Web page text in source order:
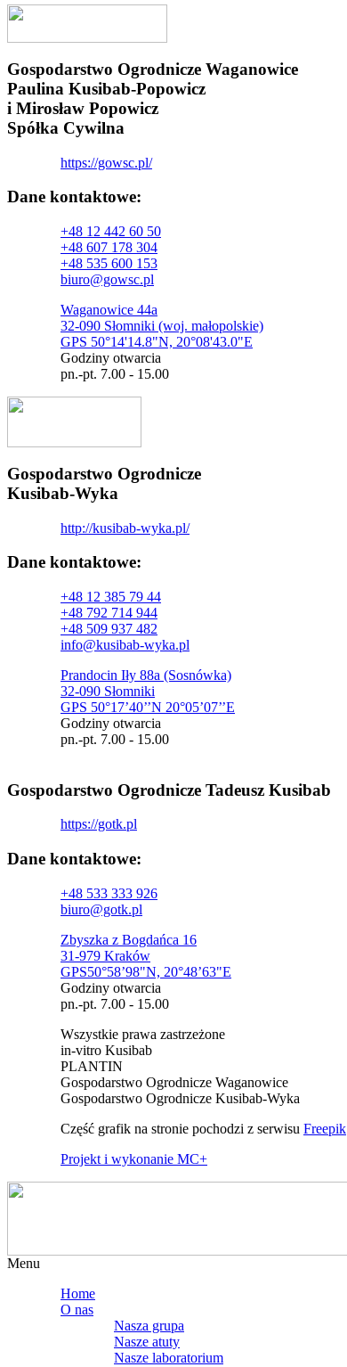
Gospodarstwo Ogrodnicze Waganowice
Paulina Kusibab-Popowicz
i Mirosław Popowicz
Spółka Cywilna
https://gowsc.pl/
Dane kontaktowe:
+48 12 442 60 50
+48 607 178 304
+48 535 600 153
biuro@gowsc.pl
Waganowice 44a
32-090 Słomniki (woj. małopolskie)
GPS 50°14'14.8"N, 20°08'43.0"E
Godziny otwarcia
pn.-pt. 7.00 - 15.00
Gospodarstwo Ogrodnicze
Kusibab-Wyka
http://kusibab-wyka.pl/
Dane kontaktowe:
+48 12 385 79 44
+48 792 714 944
+48 509 937 482
info@kusibab-wyka.pl
Prandocin Iły 88a (Sosnówka)
32-090 Słomniki
GPS 50°17’40’’N 20°05’07’’E
Godziny otwarcia
pn.-pt. 7.00 - 15.00
Gospodarstwo Ogrodnicze Tadeusz Kusibab
https://gotk.pl
Dane kontaktowe:
+48 533 333 926
biuro@gotk.pl
Zbyszka z Bogdańca 16
31-979 Kraków
GPS50°58’98"N, 20°48’63"E
Godziny otwarcia
pn.-pt. 7.00 - 15.00
Wszystkie prawa zastrzeżone
in-vitro Kusibab
PLANTIN
Gospodarstwo Ogrodnicze Waganowice
Gospodarstwo Ogrodnicze Kusibab-Wyka
Część grafik na stronie pochodzi z serwisu Freepik
Projekt i wykonanie MC+
Menu
Home
O nas
Nasza grupa
Nasze atuty
Nasze laboratorium